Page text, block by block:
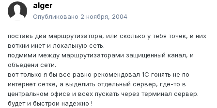
alger
Опубликовано 2 ноября, 2004
поставь два маршрутизатора, или сколько у тебя точек, в них
воткни инет и локальную сеть.
подмими между маршрутизаторами защищенный канал, и
объедени сети.
вот только я бы все равно рекомендовал 1С гонять не по
интернет сетке, а выделить отдельный сервер, где-то в
центральном офисе и всех пускать через терминал сервер.
будет и быстрои надежно !